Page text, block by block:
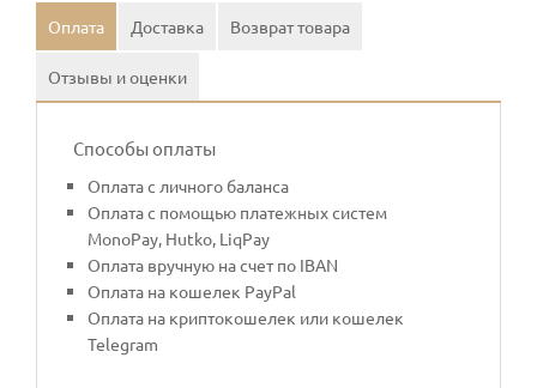
Оплата Доставка Возврат товара
Отзывы и оценки
Способы оплаты
Оплата с личного баланса
Оплата с помощью платежных систем
MonoPay, Hutko, LiqPay
Оплата вручную на счет по IBAN
Оплата на кошелек PayPal
Оплата на криптокошелек или кошелек
Telegram